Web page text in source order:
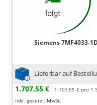
Siemens 7MF4033-
Lieferbar auf
1.707,55 €
1.707,55 € pro 1
inkl. gesetzl. MwSt.